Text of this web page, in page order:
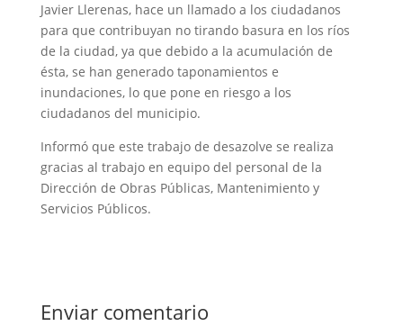
Javier Llerenas, hace un llamado a los ciudadanos
para que contribuyan no tirando basura en los ríos
de la ciudad, ya que debido a la acumulación de
ésta, se han generado taponamientos e
inundaciones, lo que pone en riesgo a los
ciudadanos del municipio.
Informó que este trabajo de desazolve se realiza
gracias al trabajo en equipo del personal de la
Dirección de Obras Públicas, Mantenimiento y
Servicios Públicos.
Enviar comentario